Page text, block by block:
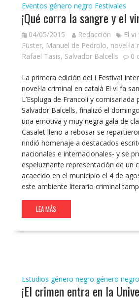
Eventos género negro Festivales
¡Qué corra la sangre y el
04/05/2015 Redacción El
Fuster, Manuel de Pedrolo, novel·la
Rafael Tasis, Salvador Balcells 0
La primera edición del I Festival
novel·la criminal en català El vi fa
L’Espluga de Francolí y
Salvador Balcells, finalizó el
una emotiva y muy negra gala de
Casalet lleno a rebosar se
rindió homenaje a destacados
nacionales e internacionales- y se
espeluznante representación de un
acaecido en el municipio el 4 de
este ambiente literario criminal
LEA MÁS
Estudios género negro género negro
¡El crimen entra en la